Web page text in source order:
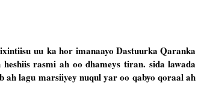
uu ka hor imanaayo Dastuurka Qaranka
rasmi ah oo dhameys tiran. sida lawada
lagu marsiiyey nuqul yar oo qabyo qoraal ah